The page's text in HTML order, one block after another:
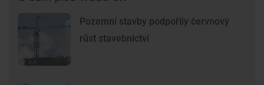
Pozemní stavby podpořily červnový
růst stavebnictví